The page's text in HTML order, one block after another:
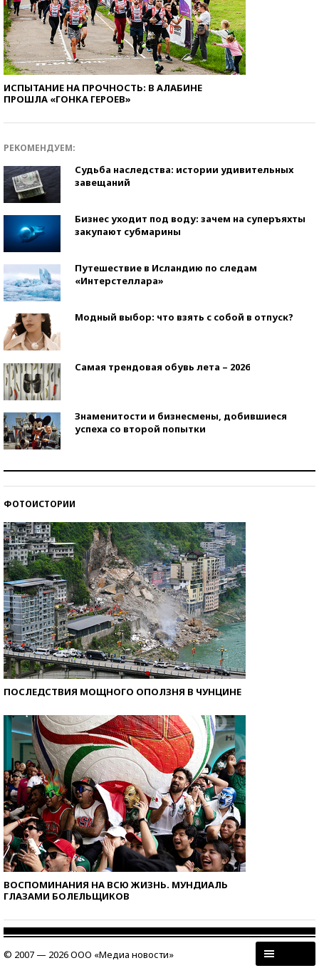
ИСПЫТАНИЕ НА ПРОЧНОСТЬ: В АЛАБИНЕ
ПРОШЛА «ГОНКА ГЕРОЕВ»
РЕКОМЕНДУЕМ:
Судьба наследства: истории удивительных
завещаний
Бизнес уходит под воду: зачем на суперъяхты
закупают субмарины
Путешествие в Исландию по следам
«Интерстеллара»
Модный выбор: что взять с собой в отпуск?
Самая трендовая обувь лета – 2026
Знаменитости и бизнесмены, добившиеся
успеха со второй попытки
ФОТОИСТОРИИ
ПОСЛЕДСТВИЯ МОЩНОГО ОПОЛЗНЯ В ЧУНЦИНЕ
ВОСПОМИНАНИЯ НА ВСЮ ЖИЗНЬ. МУНДИАЛЬ
ГЛАЗАМИ БОЛЕЛЬЩИКОВ
© 2007 — 2026 ООО «Медиа новости»